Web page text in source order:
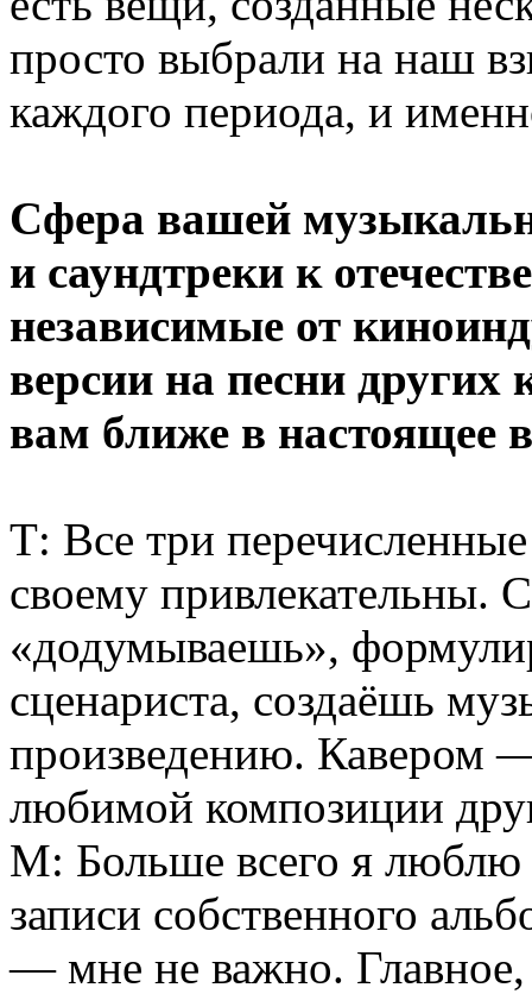
просто выбрали на наш
каждого периода, и
Сфера вашей
и саундтреки к
независимые от
версии на песни других
вам ближе в настоящее
Т: Все три
своему привлекательны.
«додумываешь»,
сценариста, создаёшь
произведению. Кавером
любимой композиции
М: Больше всего я люблю
записи собственного
— мне не важно.